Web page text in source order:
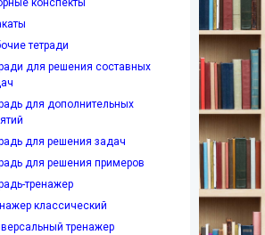
конспекты
тетради
для решения составных
для дополнительных
для решения задач
для решения примеров
тренажер
классический
тренажер